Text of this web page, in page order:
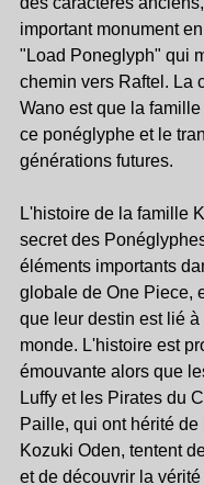
important monument
"Load Poneglyph" qui
chemin vers Raftel. La
Wano est que la
ce ponéglyphe et le
générations futures.
L'histoire de la famille
secret des
éléments importants
globale de One Piece,
que leur destin est lié à
monde. L'histoire est
émouvante alors que
Luffy et les Pirates du
Paille, qui ont hérité
Kozuki Oden, tentent
et de découvrir la